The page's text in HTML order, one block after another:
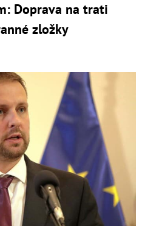
Doprava na trati
zložky